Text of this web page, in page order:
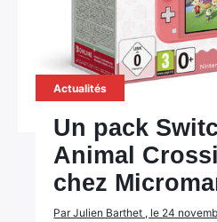
Actualités
Un pack
Animal
chez
Par Julien Barthet , le 24